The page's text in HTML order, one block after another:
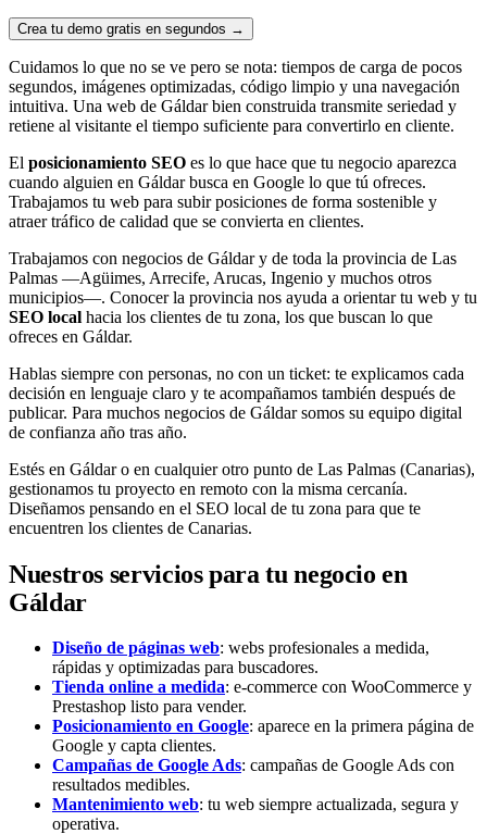
Crea tu demo gratis en segundos →
Cuidamos lo que no se ve pero se nota: tiempos de carga de pocos
segundos, imágenes optimizadas, código limpio y una navegación
intuitiva. Una web de Gáldar bien construida transmite seriedad y
retiene al visitante el tiempo suficiente para convertirlo en cliente.
El posicionamiento SEO es lo que hace que tu negocio aparezca
cuando alguien en Gáldar busca en Google lo que tú ofreces.
Trabajamos tu web para subir posiciones de forma sostenible y
atraer tráfico de calidad que se convierta en clientes.
Trabajamos con negocios de Gáldar y de toda la provincia de Las
Palmas —Agüimes, Arrecife, Arucas, Ingenio y muchos otros
municipios—. Conocer la provincia nos ayuda a orientar tu web y tu
SEO local hacia los clientes de tu zona, los que buscan lo que
ofreces en Gáldar.
Hablas siempre con personas, no con un ticket: te explicamos cada
decisión en lenguaje claro y te acompañamos también después de
publicar. Para muchos negocios de Gáldar somos su equipo digital
de confianza año tras año.
Estés en Gáldar o en cualquier otro punto de Las Palmas (Canarias),
gestionamos tu proyecto en remoto con la misma cercanía.
Diseñamos pensando en el SEO local de tu zona para que te
encuentren los clientes de Canarias.
Nuestros servicios para tu negocio en
Gáldar
Diseño de páginas web: webs profesionales a medida,
rápidas y optimizadas para buscadores.
Tienda online a medida: e-commerce con WooCommerce y
Prestashop listo para vender.
Posicionamiento en Google: aparece en la primera página de
Google y capta clientes.
Campañas de Google Ads: campañas de Google Ads con
resultados medibles.
Mantenimiento web: tu web siempre actualizada, segura y
operativa.